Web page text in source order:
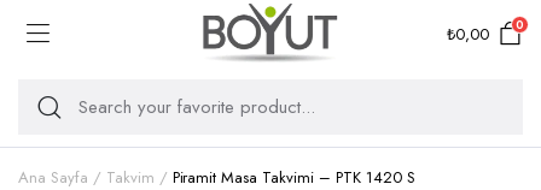
₺0,00 0
Ana Sayfa Takvim Piramit Masa Takvimi – PTK 1420 S